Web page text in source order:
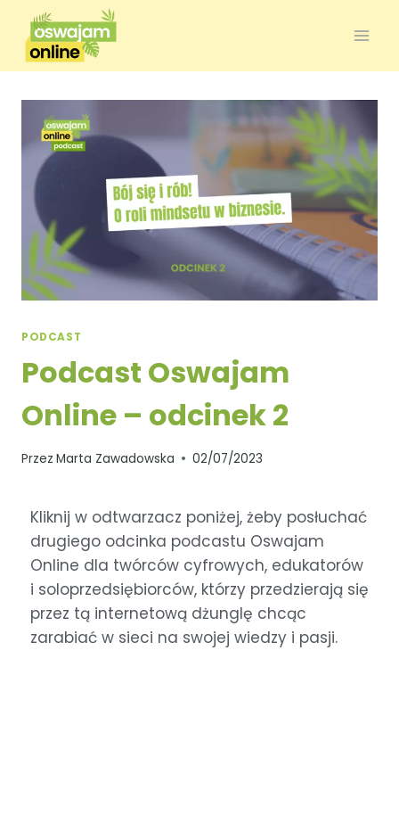
PODCAST
Podcast Oswajam
Online – odcinek 2
Przez Marta Zawadowska 02/07/2023
Kliknij w odtwarzacz poniżej, żeby posłuchać
drugiego odcinka podcastu Oswajam
Online dla twórców cyfrowych, edukatorów
i soloprzedsiębiorców, którzy przedzierają się
przez tą internetową dżunglę chcąc
zarabiać w sieci na swojej wiedzy i pasji.